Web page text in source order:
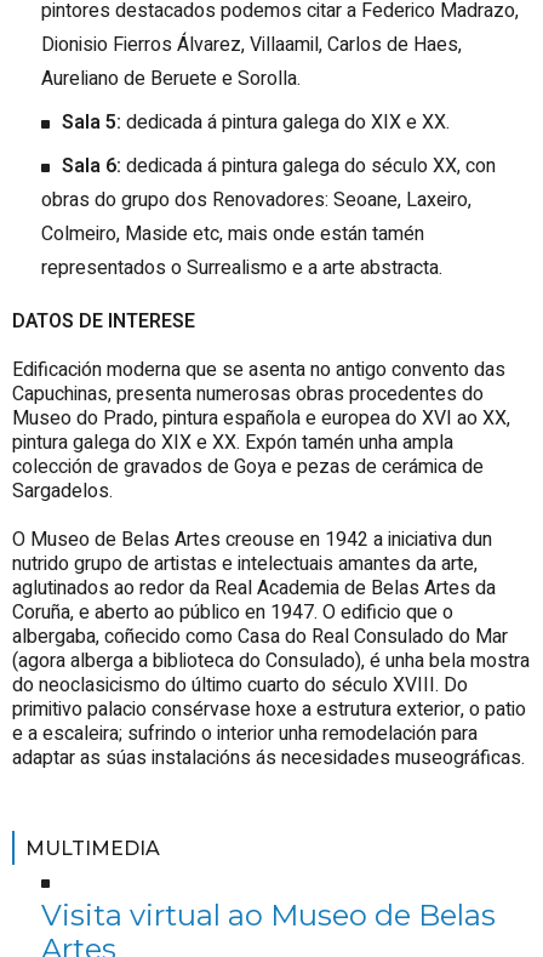
pintores destacados podemos citar a Federico Madrazo,
Dionisio Fierros Álvarez, Villaamil, Carlos de Haes,
Aureliano de Beruete e Sorolla.
Sala 5: dedicada á pintura galega do XIX e XX.
Sala 6: dedicada á pintura galega do século XX, con
obras do grupo dos Renovadores: Seoane, Laxeiro,
Colmeiro, Maside etc, mais onde están tamén
representados o Surrealismo e a arte abstracta.
DATOS DE INTERESE
Edificación moderna que se asenta no antigo convento das
Capuchinas, presenta numerosas obras procedentes do
Museo do Prado, pintura española e europea do XVI ao XX,
pintura galega do XIX e XX. Expón tamén unha ampla
colección de gravados de Goya e pezas de cerámica de
Sargadelos.
O Museo de Belas Artes creouse en 1942 a iniciativa dun
nutrido grupo de artistas e intelectuais amantes da arte,
aglutinados ao redor da Real Academia de Belas Artes da
Coruña, e aberto ao público en 1947. O edificio que o
albergaba, coñecido como Casa do Real Consulado do Mar
(agora alberga a biblioteca do Consulado), é unha bela mostra
do neoclasicismo do último cuarto do século XVIII. Do
primitivo palacio consérvase hoxe a estrutura exterior, o patio
e a escaleira; sufrindo o interior unha remodelación para
adaptar as súas instalacións ás necesidades museográficas.
MULTIMEDIA
Visita virtual ao Museo de Belas
Artes